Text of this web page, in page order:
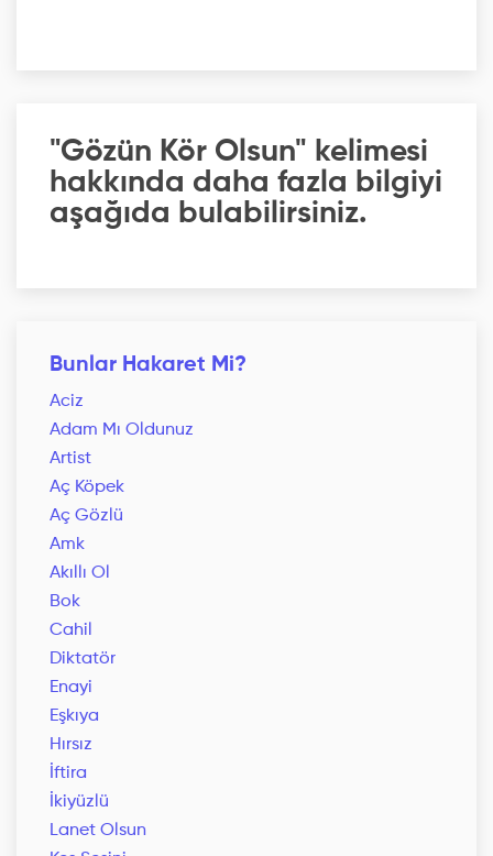
"Gözün Kör Olsun" kelimesi
hakkında daha fazla bilgiyi
aşağıda bulabilirsiniz.
Bunlar Hakaret Mi?
Aciz
Adam Mı Oldunuz
Artist
Aç Köpek
Aç Gözlü
Amk
Akıllı Ol
Bok
Cahil
Diktatör
Enayi
Eşkıya
Hırsız
İftira
İkiyüzlü
Lanet Olsun